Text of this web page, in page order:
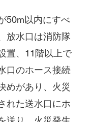
50m以内にすべ
放水口は消防隊
置、11階以上で
口のホース接続
めがあり、火災
れた送水口にホ